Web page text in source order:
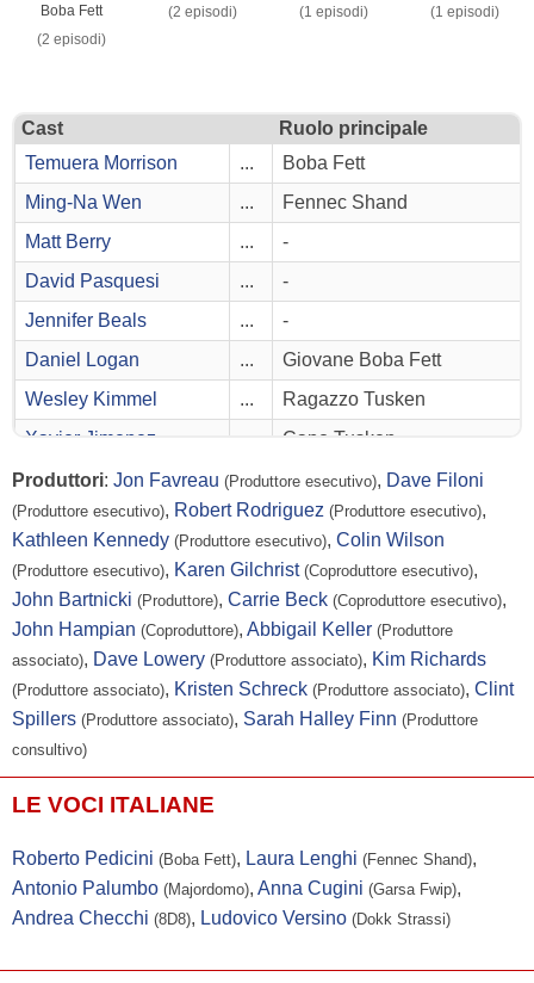
Boba Fett
(2 episodi)
(2 episodi) (1 episodi) (1 episodi)
Cast
Ruolo principale
Temuera Morrison
...
Boba Fett
Ming-Na Wen
...
Fennec Shand
Matt Berry
...
-
David Pasquesi
...
-
Jennifer Beals
...
-
Daniel Logan
...
Giovane Boba Fett
Wesley Kimmel
...
Ragazzo Tusken
Xavier Jimenez
Capo Tusken
Joanna Bennett
...
Guerriero Tusken
Dawn Dininger
...
Prigioniero Rodiano
Garfalaquox
Robert Rodriguez
...
Dokk Strassi
Frank Trigg
...
Guardia Gamorreana
Collin Hymes
Guardia Gamorreana
Marlon Aquino
...
Servo di Twi'lek
Andrea Bartlow
Produttori: Jon Favreau (Produttore esecutivo), Dave Filoni
(Produttore esecutivo), Robert Rodriguez (Produttore esecutivo),
Kathleen Kennedy (Produttore esecutivo), Colin Wilson
(Produttore esecutivo), Karen Gilchrist (Coproduttore esecutivo),
John Bartnicki (Produttore), Carrie Beck (Coproduttore esecutivo),
John Hampian (Coproduttore), Abbigail Keller (Produttore
associato), Dave Lowery (Produttore associato), Kim Richards
(Produttore associato), Kristen Schreck (Produttore associato), Clint
Spillers (Produttore associato), Sarah Halley Finn (Produttore
consultivo)
LE VOCI ITALIANE
Roberto Pedicini (Boba Fett), Laura Lenghi (Fennec Shand),
Antonio Palumbo (Majordomo), Anna Cugini (Garsa Fwip),
Andrea Checchi (8D8), Ludovico Versino (Dokk Strassi)